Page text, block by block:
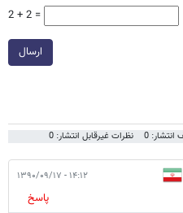
2 + 2 =
ارسال
0 نظرات غیرقابل انتشار: 0
۱۴:۱۲ - ۱۳۹۰/۰۹/۱۷
پاسخ